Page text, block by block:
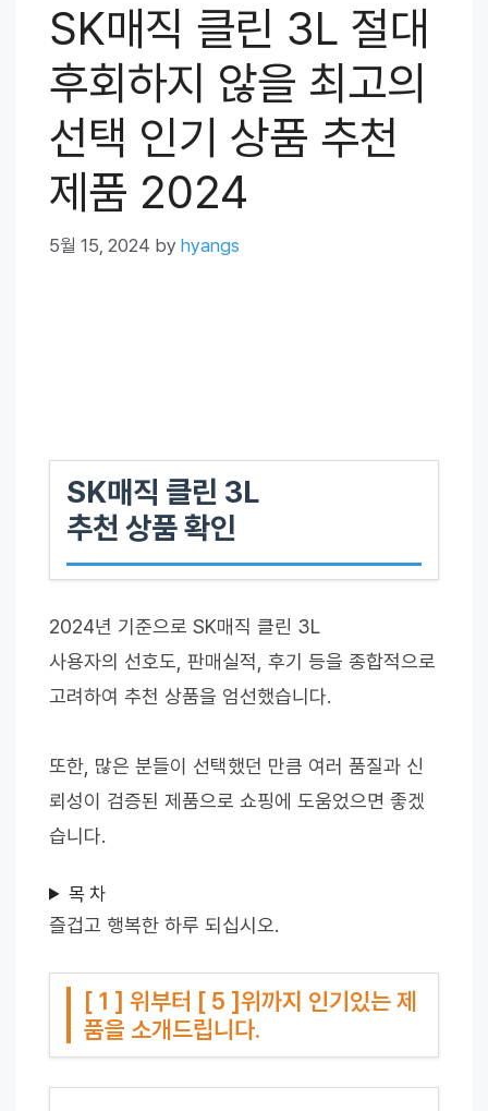
SK매직 클린 3L 절대
후회하지 않을 최고의
선택 인기 상품 추천
제품 2024
5월 15, 2024 by hyangs
SK매직 클린 3L
추천 상품 확인
2024년 기준으로 SK매직 클린 3L
사용자의 선호도, 판매실적, 후기 등을 종합적으로
고려하여 추천 상품을 엄선했습니다.
또한, 많은 분들이 선택했던 만큼 여러 품질과 신
뢰성이 검증된 제품으로 쇼핑에 도움었으면 좋겠
습니다.
목 차
즐겁고 행복한 하루 되십시오.
[ 1 ] 위부터 [ 5 ]위까지 인기있는 제
품을 소개드립니다.